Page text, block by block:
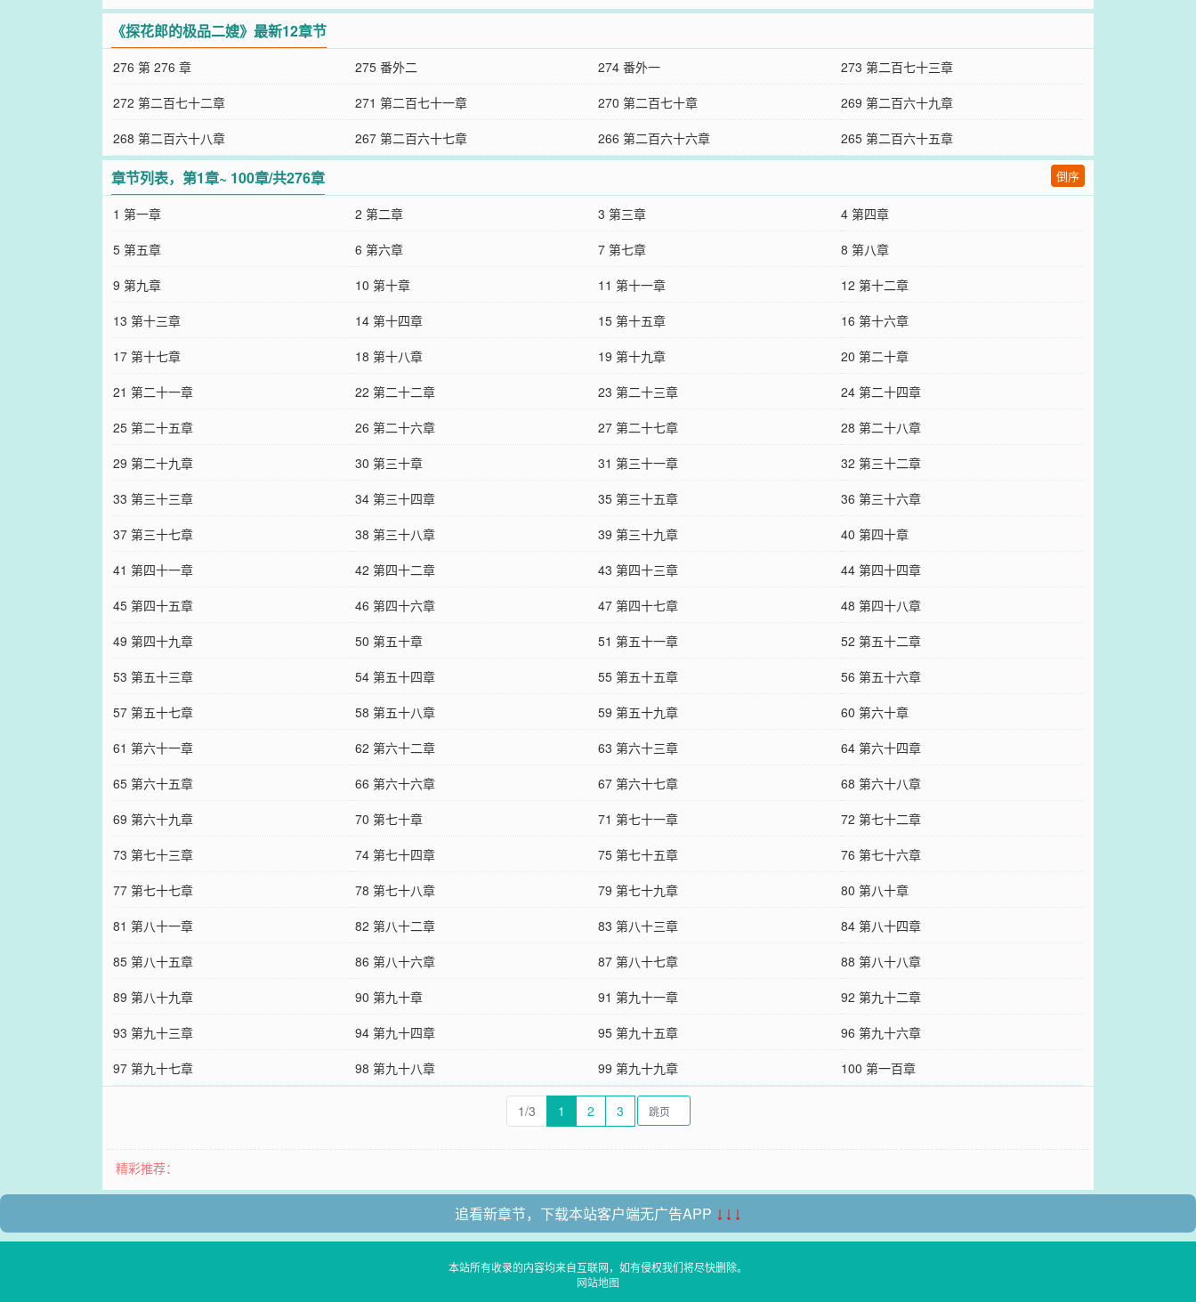
《探花郎的极品二嫂》最新12章节
276 第 276 章 275 番外二 274 番外一
273 第二百七十三章
272 第二百七十二章
271 第二百七十一章 270 第二百七十章
269 第二百六十九章
268 第二百六十八章
267 第二百六十七章 266 第二百六十六章 265 第二百六十五章
章节列表，第1章~ 100章/共276章 倒序
1 第一章 2 第二章 3 第三章
4 第四章
5 第五章
6 第六章 7 第七章
8 第八章
9 第九章
10 第十章 11 第十一章
12 第十二章
13 第十三章
14 第十四章 15 第十五章
16 第十六章
17 第十七章
18 第十八章 19 第十九章
20 第二十章
21 第二十一章
22 第二十二章 23 第二十三章
24 第二十四章
25 第二十五章
26 第二十六章 27 第二十七章
28 第二十八章
29 第二十九章
30 第三十章 31 第三十一章
32 第三十二章
33 第三十三章
34 第三十四章 35 第三十五章
36 第三十六章
37 第三十七章
38 第三十八章 39 第三十九章
40 第四十章
41 第四十一章
42 第四十二章 43 第四十三章
44 第四十四章
45 第四十五章
46 第四十六章 47 第四十七章
48 第四十八章
49 第四十九章
50 第五十章 51 第五十一章
52 第五十二章
53 第五十三章
54 第五十四章 55 第五十五章
56 第五十六章
57 第五十七章
58 第五十八章 59 第五十九章
60 第六十章
61 第六十一章
62 第六十二章 63 第六十三章
64 第六十四章
65 第六十五章
66 第六十六章 67 第六十七章
68 第六十八章
69 第六十九章
70 第七十章 71 第七十一章
72 第七十二章
73 第七十三章
74 第七十四章 75 第七十五章
76 第七十六章
77 第七十七章
78 第七十八章 79 第七十九章
80 第八十章
81 第八十一章
82 第八十二章 83 第八十三章
84 第八十四章
85 第八十五章
86 第八十六章 87 第八十七章
88 第八十八章
89 第八十九章
90 第九十章 91 第九十一章
92 第九十二章
93 第九十三章
94 第九十四章 95 第九十五章
96 第九十六章
97 第九十七章
98 第九十八章 99 第九十九章 100 第一百章
1/3 1 2 3
精彩推荐：
追看新章节，下载本站客户端无广告APP ↓↓↓
本站所有收录的内容均来自互联网，如有侵权我们将尽快删除。
网站地图